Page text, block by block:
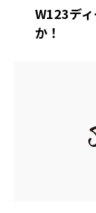
W123デ
か！